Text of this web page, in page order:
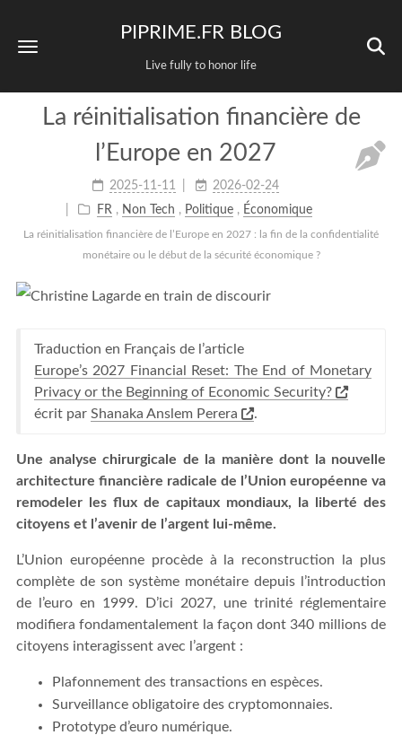
PIPRIME.FR BLOG
Live fully to honor life
La réinitialisation financière de
l’Europe en 2027
2025-11-11
2026-02-24
FR , Non Tech , Politique , Économique
La réinitialisation financière de l’Europe en 2027 : la fin de la confidentialité
monétaire ou le début de la sécurité économique ?
Traduction en Français de l’article
Europe’s 2027 Financial Reset: The End of Monetary
Privacy or the Beginning of Economic Security?
écrit par Shanaka Anslem Perera .
Une analyse chirurgicale de la manière dont la nouvelle
architecture financière radicale de l’Union européenne va
remodeler les flux de capitaux mondiaux, la liberté des
citoyens et l’avenir de l’argent lui-même.
L’Union européenne procède à la reconstruction la plus
complète de son système monétaire depuis l’introduction
de l’euro en 1999. D’ici 2027, une trinité réglementaire
modifiera fondamentalement la façon dont 340 millions de
citoyens interagissent avec l’argent :
Plafonnement des transactions en espèces.
Surveillance obligatoire des cryptomonnaies.
Prototype d’euro numérique.